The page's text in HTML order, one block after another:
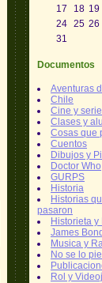
17
18 19
24 25 26
31
Documentos
Aventuras
Chile
Cine y
Clases y
Cosas que
Cuentos
Dibujos y
Doctor Who
GURPS
Historia
Historias
pasaron
Historieta y
James
Musica y
No se lo
Rol y